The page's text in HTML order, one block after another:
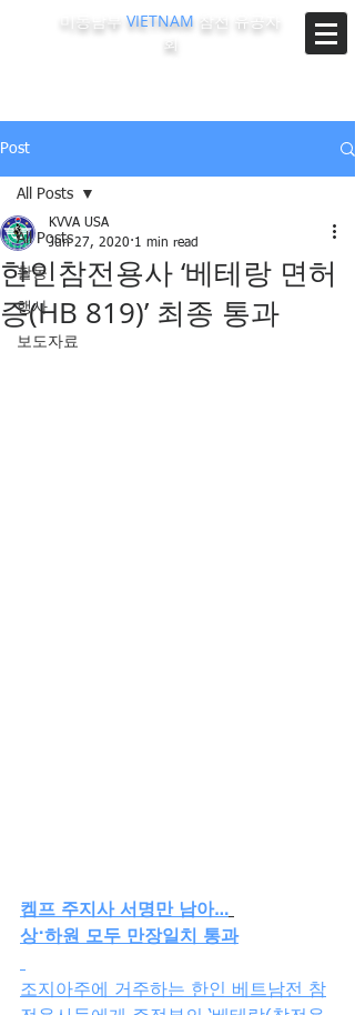
미동남부 VIETNAM 참전 유공자
회
Post
All Posts
활동
행사
보도자료
All Posts
한인참전용사 ‘베테랑 면허
증(HB 819)’ 최종 통과
KVVA USA
Jun 27, 2020 1 min read
켐프 주지사 서명만 남아…
상·하원 모두 만장일치 통과
조지아주에 거주하는 한인 베트남전 참